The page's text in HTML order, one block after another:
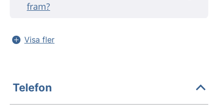
fram?
Visa fler
Telefon